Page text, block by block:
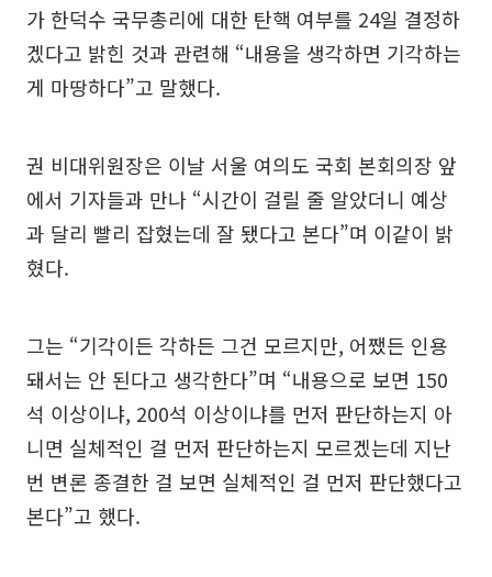
가 한덕수 국무총리에 대한 탄핵 여부를 24일 결정하
겠다고 밝힌 것과 관련해 “내용을 생각하면 기각하는
게 마땅하다”고 말했다.
권 비대위원장은 이날 서울 여의도 국회 본회의장 앞
에서 기자들과 만나 “시간이 걸릴 줄 알았더니 예상
과 달리 빨리 잡혔는데 잘 됐다고 본다”며 이같이 밝
혔다.
그는 “기각이든 각하든 그건 모르지만, 어쨌든 인용
돼서는 안 된다고 생각한다”며 “내용으로 보면 150
석 이상이냐, 200석 이상이냐를 먼저 판단하는지 아
니면 실체적인 걸 먼저 판단하는지 모르겠는데 지난
번 변론 종결한 걸 보면 실체적인 걸 먼저 판단했다고
본다”고 했다.